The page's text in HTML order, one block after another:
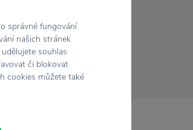
správné fungování
našich stránek
udělujete souhlas
či blokovat
cookies můžete také